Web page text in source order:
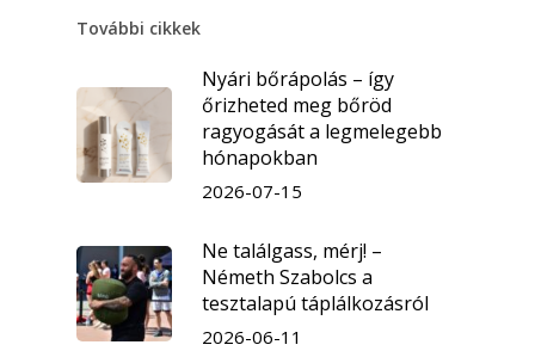
További cikkek
Nyári bőrápolás – így
őrizheted meg bőröd
ragyogását a legmelegebb
hónapokban
2026-07-15
Ne találgass, mérj! –
Németh Szabolcs a
tesztalapú táplálkozásról
2026-06-11